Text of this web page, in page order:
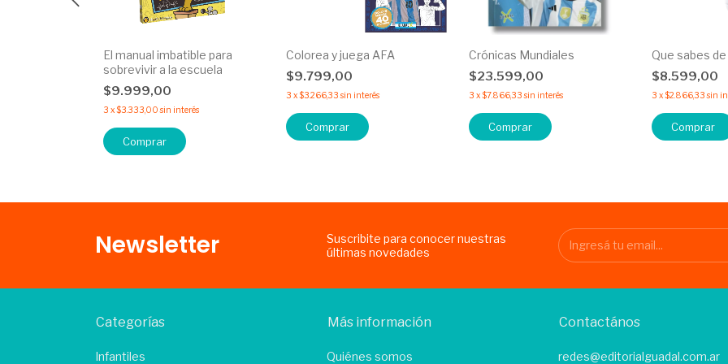
El manual imbatible para
sobrevivir a la escuela
$9.999,00
3 x$3.333,00 sin interés
Colorea y juega AFA
$9.799,00
3 x$3.266,33 sin interés
Comprar
Crónicas Mundiales
$23.599,00
3 x$7.866,33 sin interés
Que sabes
$8.599,00
3 x$2.866,33 sin
Comprar
Newsletter
Suscribite para conocer nuestras
últimas novedades
Categorías
Infantiles
Más información
Quiénes somos
Contactános
redes@editorialguadal.com.ar